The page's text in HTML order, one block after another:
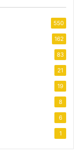
550
162
83
21
19
8
6
1